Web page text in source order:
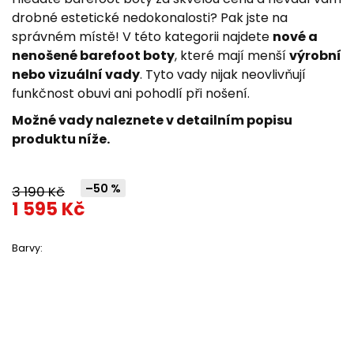
z
5
hvězdiček.
Barvy:
3 190 Kč –50 %
1 595 Kč
drobné estetické nedokonalosti? Pak jste na
správném místě! V této kategorii najdete nové a
nenošené barefoot boty, které mají menšívýrobní
nebo vizuální vady. Tyto vady nijak neovlivňují
funkčnost obuvi ani pohodlí při nošení.
Možné vady naleznete v detailním popisu
produktu níže.